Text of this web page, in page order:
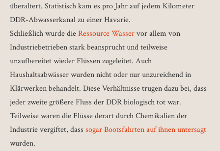
überaltert. Statistisch kam es pro Jahr auf jedem Kilometer
DDR-Abwasserkanal zu einer Havarie.
Schließlich wurde dieRessource Wasservor allem von
Industriebetrieben stark beansprucht und teilweise
unaufbereitet wieder Flüssen zugeleitet. Auch
Haushaltsabwässer wurden nicht oder nur unzureichend in
Klärwerken behandelt. Diese Verhältnisse trugen dazu bei, dass
jeder zweite größere Fluss der DDR biologisch tot war.
Teilweise waren die Flüsse derart durch Chemikalien der
Industrie vergiftet, dass sogar Bootsfahrten auf ihnen untersagt
wurden.